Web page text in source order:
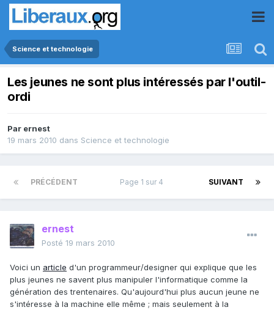
Science et technologie
Les jeunes ne sont plus intéressés par l'outil-
ordi
Par ernest
19 mars 2010 dans Science et technologie
PRÉCÉDENT SUIVANT
Page 1 sur 4
ernest
Posté 19 mars 2010
Voici un article d'un programmeur/designer qui explique que les
plus jeunes ne savent plus manipuler l'informatique comme la
génération des trentenaires. Qu'aujourd'hui plus aucun jeune ne
s'intéresse à la machine elle même ; mais seulement à la